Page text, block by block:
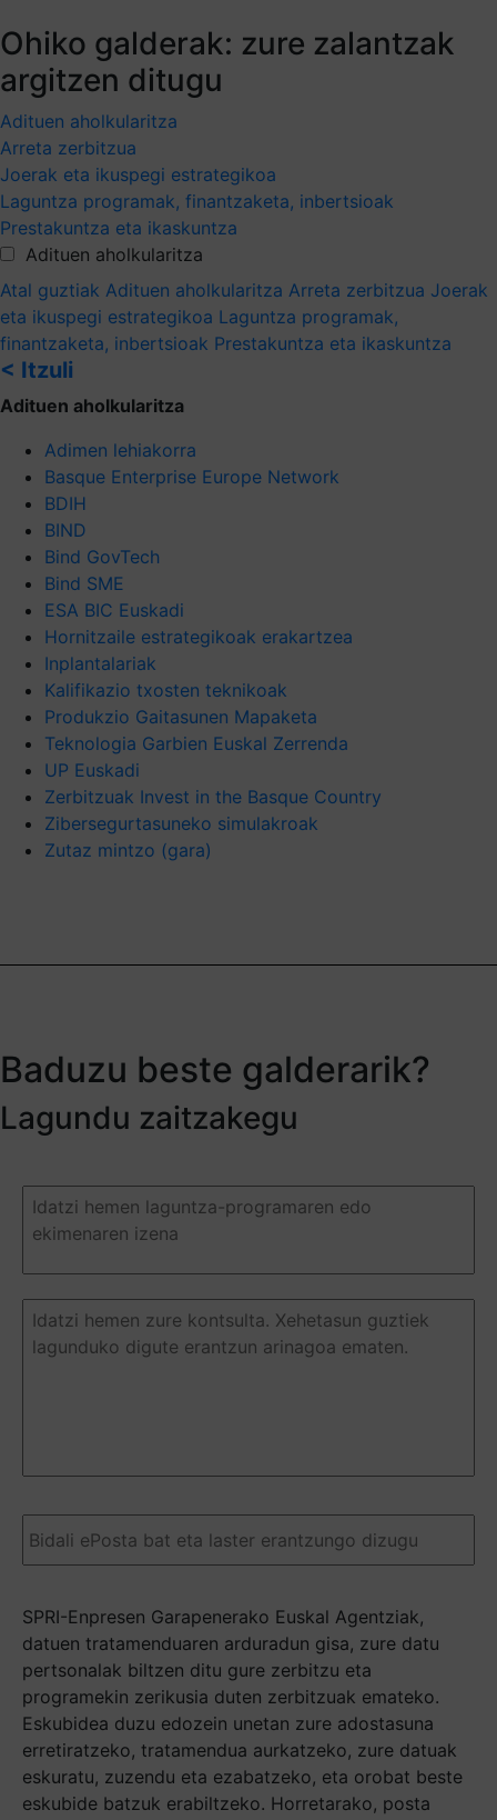
Ohiko galderak: zure zalantzak
argitzen ditugu
Adituen aholkularitza
Arreta zerbitzua
Joerak eta ikuspegi estrategikoa
Laguntza programak, finantzaketa, inbertsioak
Prestakuntza eta ikaskuntza
Adituen aholkularitza
Atal guztiak Adituen aholkularitza Arreta zerbitzua Joerak
eta ikuspegi estrategikoa Laguntza programak,
finantzaketa, inbertsioak Prestakuntza eta ikaskuntza
< Itzuli
Adituen aholkularitza
Adimen lehiakorra
Basque Enterprise Europe Network
BDIH
BIND
Bind GovTech
Bind SME
ESA BIC Euskadi
Hornitzaile estrategikoak erakartzea
Inplantalariak
Kalifikazio txosten teknikoak
Produkzio Gaitasunen Mapaketa
Teknologia Garbien Euskal Zerrenda
UP Euskadi
Zerbitzuak Invest in the Basque Country
Zibersegurtasuneko simulakroak
Zutaz mintzo (gara)
Baduzu beste galderarik?
Lagundu zaitzakegu
Duda
pregunta (Required)
Duda
pregunta (Required)
Email (Required)
SPRI-Enpresen Garapenerako Euskal Agentziak,
datuen tratamenduaren arduradun gisa, zure datu
pertsonalak biltzen ditu gure zerbitzu eta
programekin zerikusia duten zerbitzuak emateko.
Eskubidea duzu edozein unetan zure adostasuna
erretiratzeko, tratamendua aurkatzeko, zure datuak
eskuratu, zuzendu eta ezabatzeko, eta orobat beste
eskubide batzuk erabiltzeko. Horretarako, posta